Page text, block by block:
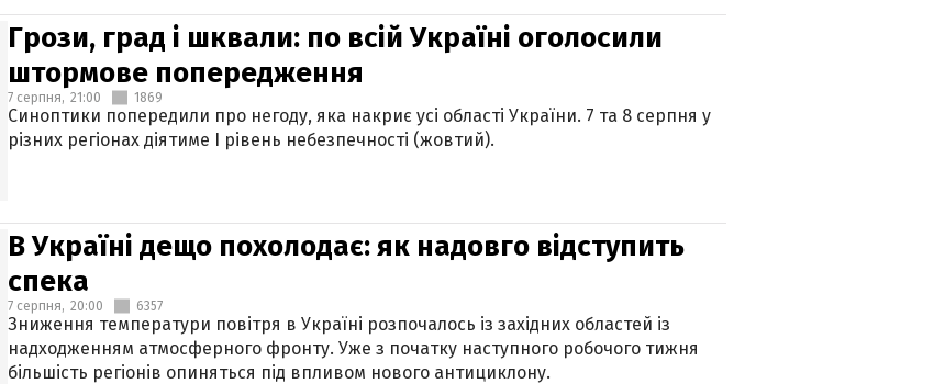
Грози, град і шквали: по всій Україні оголосили
штормове попередження
7 серпня, 21:00 1869
Синоптики попередили про негоду, яка накриє усі області України. 7 та 8 серпня у
різних регіонах діятиме І рівень небезпечності (жовтий).
В Україні дещо похолодає: як надовго відступить
спека
7 серпня, 20:00 6357
Зниження температури повітря в Україні розпочалось із західних областей із
надходженням атмосферного фронту. Уже з початку наступного робочого тижня
більшість регіонів опиняться під впливом нового антициклону.